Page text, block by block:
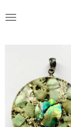
direct
hoofdinhoud